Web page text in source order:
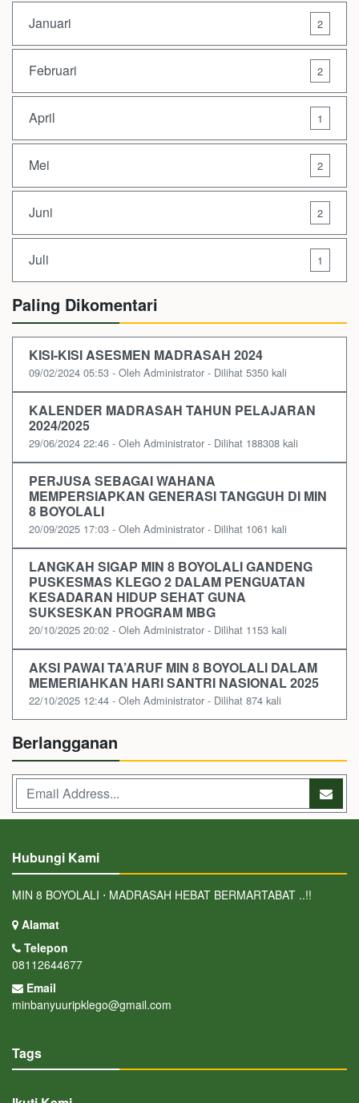
Januari 2
Februari 2
April 1
Mei 2
Juni 2
Juli 1
Paling Dikomentari
KISI-KISI ASESMEN MADRASAH 2024
09/02/2024 05:53 - Oleh Administrator - Dilihat 5350 kali
KALENDER MADRASAH TAHUN PELAJARAN
2024/2025
29/06/2024 22:46 - Oleh Administrator - Dilihat 188308 kali
PERJUSA SEBAGAI WAHANA
MEMPERSIAPKAN GENERASI TANGGUH DI MIN
8 BOYOLALI
20/09/2025 17:03 - Oleh Administrator - Dilihat 1061 kali
LANGKAH SIGAP MIN 8 BOYOLALI GANDENG
PUSKESMAS KLEGO 2 DALAM PENGUATAN
KESADARAN HIDUP SEHAT GUNA
SUKSESKAN PROGRAM MBG
20/10/2025 20:02 - Oleh Administrator - Dilihat 1153 kali
AKSI PAWAI TA’ARUF MIN 8 BOYOLALI DALAM
MEMERIAHKAN HARI SANTRI NASIONAL 2025
22/10/2025 12:44 - Oleh Administrator - Dilihat 874 kali
Berlangganan
Hubungi Kami
MIN 8 BOYOLALI ⋅ MADRASAH HEBAT BERMARTABAT ..!!
Alamat
Telepon
08112644677
Email
minbanyuuripklego@gmail.com
Tags